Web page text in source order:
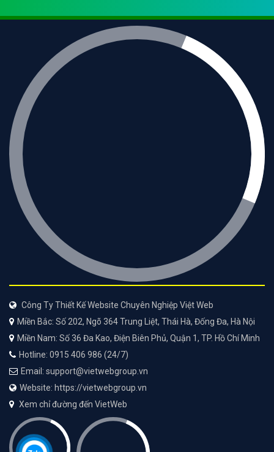
Công Ty Thiết Kế Website Chuyên Nghiệp Việt Web
Miền Bắc: Số 202, Ngõ 364 Trung Liệt, Thái Hà, Đống Đa, Hà Nội
Miền Nam: Số 36 Đa Kao, Điện Biên Phủ, Quận 1, TP. Hồ Chí Minh
Hotline: 0915 406 986 (24/7)
Email: support@vietwebgroup.vn
Website: https://vietwebgroup.vn
Xem chỉ đường đến VietWeb